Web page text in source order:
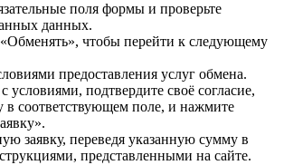
поля формы и проверьте
данных.
чтобы перейти к следующему
предоставления услуг обмена.
условиями, подтвердите своё согласие,
в соответствующем поле, и нажмите
заявку, переведя указанную сумму в
представленными на сайте.